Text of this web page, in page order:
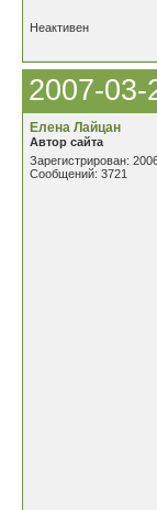
Неактивен
2007-03-
Елена Лайцан
Автор сайта
Зарегистрирован:
Сообщений: 3721